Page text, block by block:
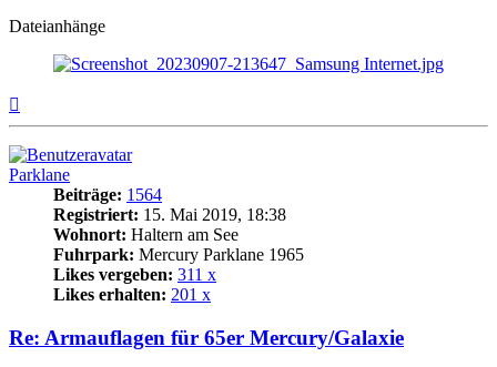
Dateianhänge
Parklane
Beiträge: 1564
Registriert: 15. Mai 2019, 18:38
Wohnort: Haltern am See
Fuhrpark: Mercury Parklane 1965
Likes vergeben: 311 x
Likes erhalten: 201 x
Re: Armauflagen für 65er Mercury/Galaxie